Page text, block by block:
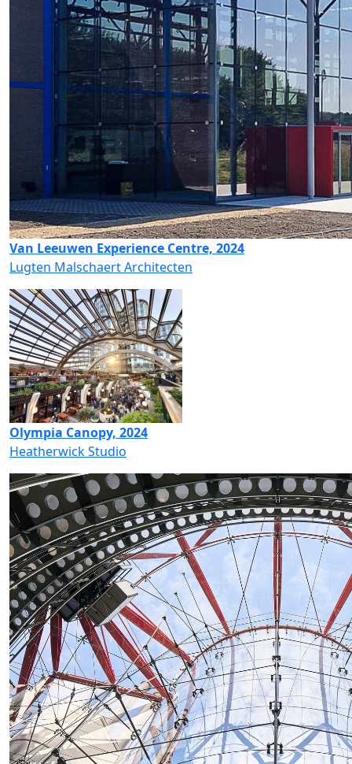
Van Leeuwen Experience Centre, 2024
Lugten Malschaert Architecten
Olympia Canopy, 2024
Heatherwick Studio